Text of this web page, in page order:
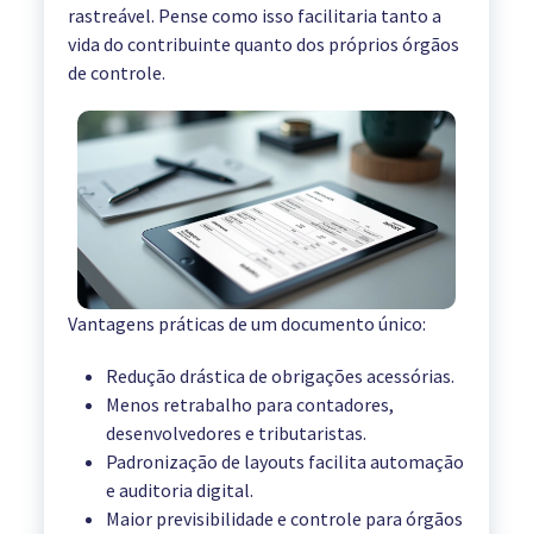
rastreável. Pense como isso facilitaria tanto a
vida do contribuinte quanto dos próprios órgãos
de controle.
Vantagens práticas de um documento único:
Redução drástica de obrigações acessórias.
Menos retrabalho para contadores,
desenvolvedores e tributaristas.
Padronização de layouts facilita automação
e auditoria digital.
Maior previsibilidade e controle para órgãos